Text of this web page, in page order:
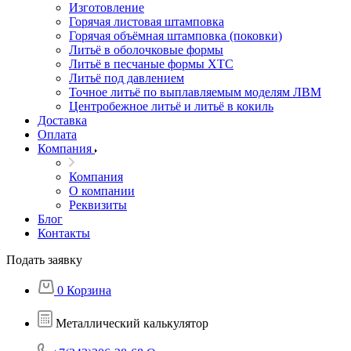
Изготовление
Горячая листовая штамповка
Горячая объёмная штамповка (поковки)
Литьё в оболочковые формы
Литьё в песчаные формы ХТС
Литьё под давлением
Точное литьё по выплавляемым моделям ЛВМ
Центробежное литьё и литьё в кокиль
Доставка
Оплата
Компания
Компания
О компании
Реквизиты
Блог
Контакты
Подать заявку
0 Корзина
Металлический калькулятор